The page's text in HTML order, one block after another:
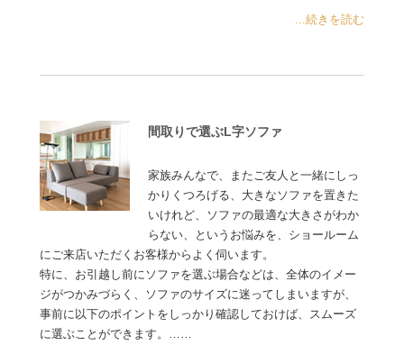
...続きを読む
間取りで選ぶL字ソファ
家族みんなで、またご友人と一緒にしっ
かりくつろげる、大きなソファを置きた
いけれど、ソファの最適な大きさがわか
らない、というお悩みを、ショールーム
にご来店いただくお客様からよく伺います。
特に、お引越し前にソファを選ぶ場合などは、全体のイメー
ジがつかみづらく、ソファのサイズに迷ってしまいますが、
事前に以下のポイントをしっかり確認しておけば、スムーズ
に選ぶことができます。……